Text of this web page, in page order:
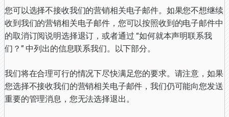
您可以选择不接收我们的营销相关电子邮件。如果您不想继续
收到我们的营销相关电子邮件，您可以按照收到的电子邮件中
的取消订阅说明选择退订，或者通过 “如何就本声明联系我
们？” 中列出的信息联系我们。以下部分。
我们将在合理可行的情况下尽快满足您的要求。请注意，如果
您选择不接收我们的营销相关电子邮件，我们仍可能向您发送
重要的管理消息，您无法选择退出。